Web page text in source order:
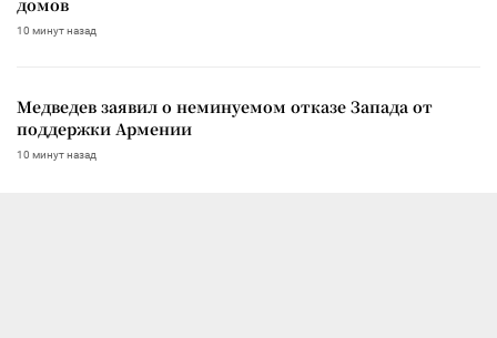
10 минут назад
Медведев заявил о неминуемом отказе Запада от
поддержки Армении
10 минут назад